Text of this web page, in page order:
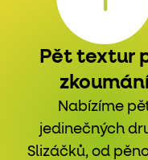
Pět textur
Nabízíme
jedinečných
Slizáčků, od